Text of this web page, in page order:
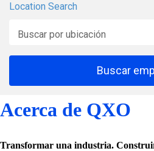
Location Search
Buscar por ubicación
Buscar
Acerca de QXO
Transformar una industria.